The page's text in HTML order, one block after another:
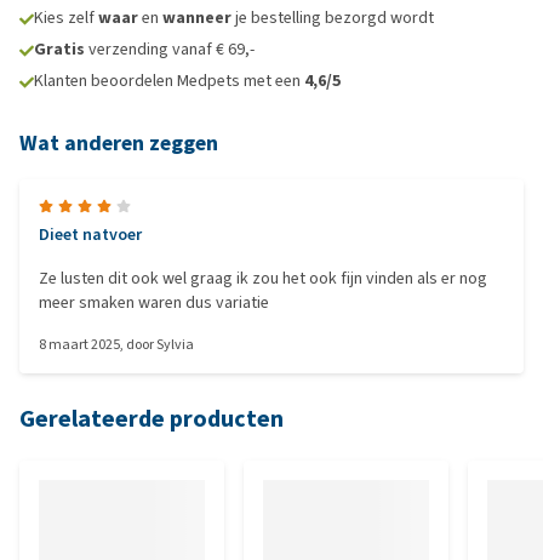
Kies zelfwaaren wanneerje bestelling bezorgd wordt
Gratis verzending vanaf € 69,-
Klanten beoordelen Medpets met een 4,6/5
Wat anderen zeggen
Dieet natvoer
Ze lusten dit ook wel graag ik zou het ook fijn vinden als er nog
meer smaken waren dus variatie
8 maart 2025, doorSylvia
Gerelateerde producten